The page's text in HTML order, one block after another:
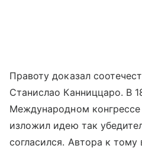
Правоту доказал
Станислао Канниццаро. В
Международном
изложил идею так
согласился. Автора к